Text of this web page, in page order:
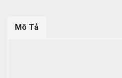
Mô Tả